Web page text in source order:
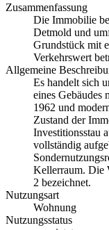
Zusammenfassung
Die Immobilie
Detmold und
Grundstück mit
Verkehrswert
Allgemeine
Es handelt sich
eines Gebäudes
1962 und
Zustand der
Investitionsstau
vollständig
Kellerraum. Die
2 bezeichnet.
Nutzungsart
Wohnung
Nutzungsstatus